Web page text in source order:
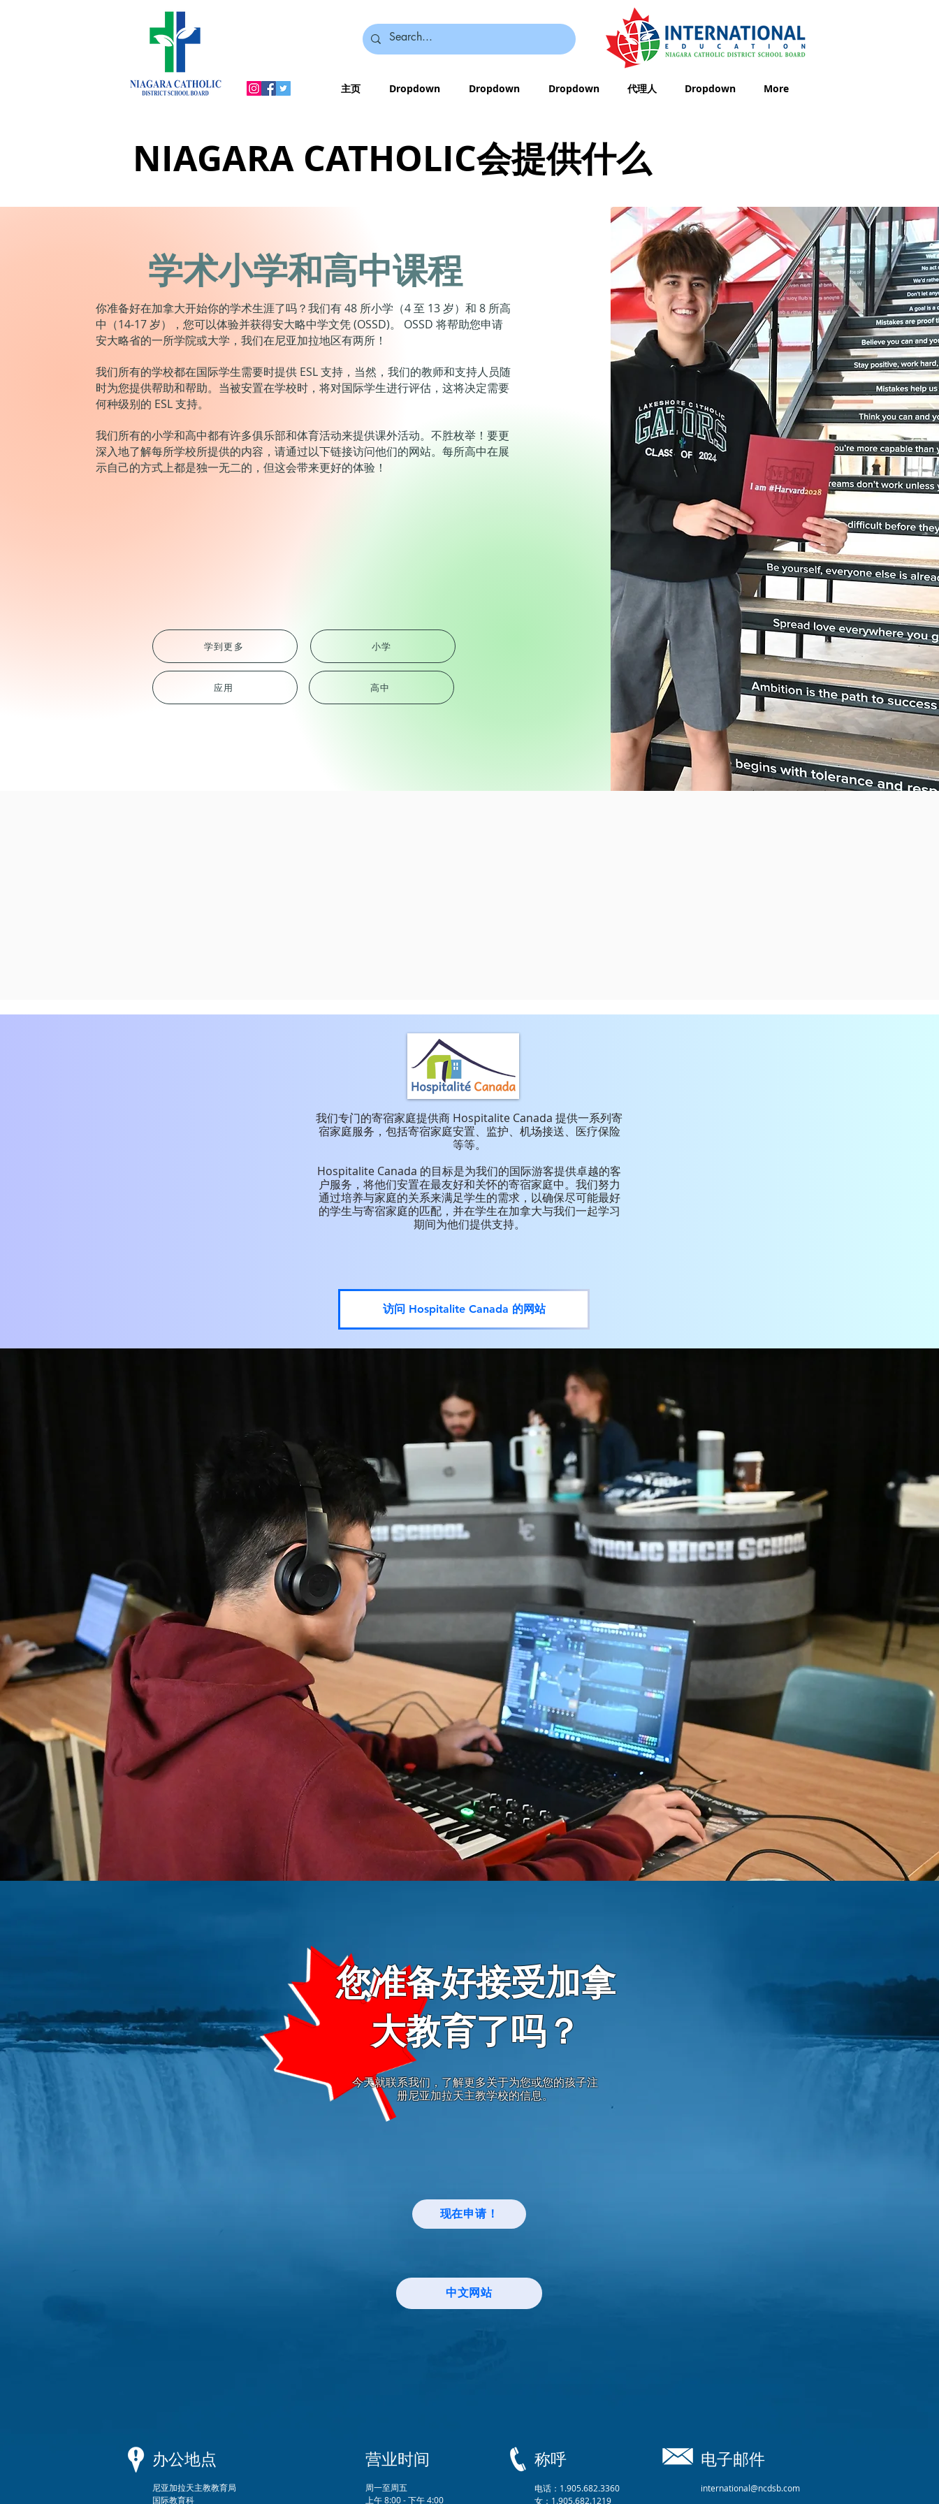
主页 Dropdown Dropdown Dropdown 代理人 Dropdown More
NIAGARA CATHOLIC会提供什么
学术小学和高中课程
你准备好在加拿大开始你的学术生涯了吗？我们有 48 所小学（4 至 13 岁）和 8 所高
中（14-17 岁），您可以体验并获得安大略中学文凭 (OSSD)。 OSSD 将帮助您申请
安大略省的一所学院或大学，我们在尼亚加拉地区有两所！
我们所有的学校都在国际学生需要时提供 ESL 支持，当然，我们的教师和支持人员随
时为您提供帮助和帮助。当被安置在学校时，将对国际学生进行评估，这将决定需要
何种级别的 ESL 支持。
我们所有的小学和高中都有许多俱乐部和体育活动来提供课外活动。不胜枚举！要更
深入地了解每所学校所提供的内容，请通过以下链接访问他们的网站。每所高中在展
示自己的方式上都是独一无二的，但这会带来更好的体验！
学到更多
应用
小学
高中
我们专门的寄宿家庭提供商 Hospitalite Canada 提供一系列寄
宿家庭服务，包括寄宿家庭安置、监护、机场接送、医疗保险
等等。
Hospitalite Canada 的目标是为我们的国际游客提供卓越的客
户服务，将他们安置在最友好和关怀的寄宿家庭中。我们努力
通过培养与家庭的关系来满足学生的需求，以确保尽可能最好
的学生与寄宿家庭的匹配，并在学生在加拿大与我们一起学习
期间为他们提供支持。
访问 Hospitalite Canada 的网站
您准备好接受加拿
大教育了吗？
今天就联系我们，了解更多关于为您或您的孩子注
册尼亚加拉天主教学校的信息。
现在申请！
中文网站
办公地点
尼亚加拉天主教教育局
国际教育科
营业时间
周一至周五
上午 8:00 - 下午 4:00
称呼
电话：1.905.682.3360
女：1.905.682.1219
电子邮件
international@ncdsb.com